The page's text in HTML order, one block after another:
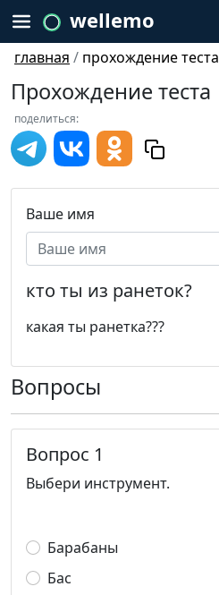
wellemo
главная / прохождение теста
Прохождение теста
поделиться:
Ваше имя
кто ты из ранеток?
какая ты ранетка???
Вопросы
Вопрос 1
Выбери инструмент.
Барабаны
Бас